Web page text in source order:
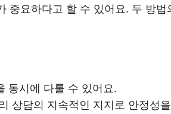
중요하다고 할 수 있어요. 두 방
동시에 다룰 수 있어요.
상담의 지속적인 지지로 안정성